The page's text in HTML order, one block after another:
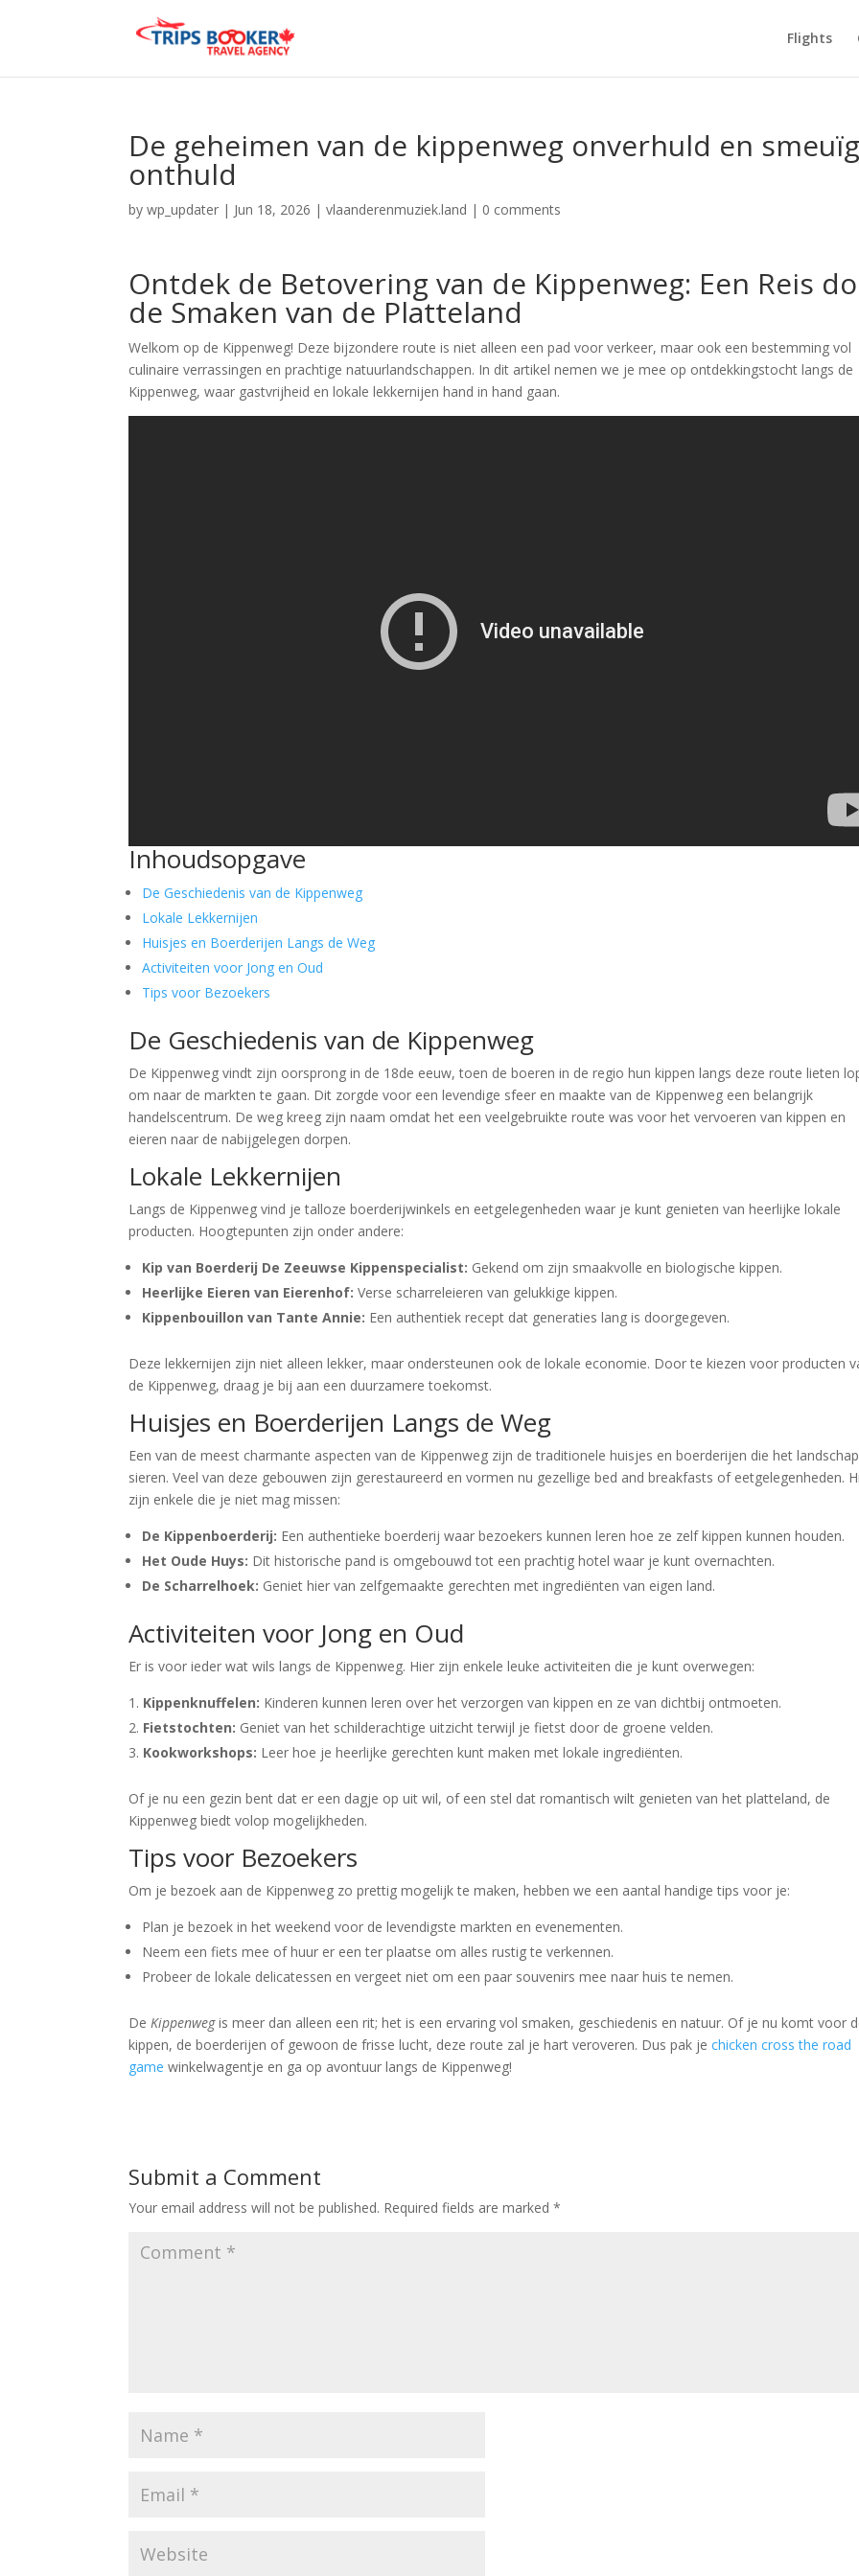
Flights
De geheimen van de kippenweg onverhuld en
onthuld
bywp_updater | Jun 18, 2026 |vlaanderenmuziek.land | 0 comments
Ontdek de Betovering van de Kippenweg: Een Reis
de Smaken van de Platteland
Welkom op de Kippenweg! Deze bijzondere route is niet alleen een pad voor verkeer, maar ook een bestemming vol
culinaire verrassingen en prachtige natuurlandschappen. In dit artikel nemen we je mee op ontdekkingstocht langs de
Kippenweg, waar gastvrijheid en lokale lekkernijen hand in hand gaan.
Inhoudsopgave
De Geschiedenis van de Kippenweg
Lokale Lekkernijen
Huisjes en Boerderijen Langs de Weg
Activiteiten voor Jong en Oud
Tips voor Bezoekers
De Geschiedenis van de Kippenweg
De Kippenweg vindt zijn oorsprong in de 18de eeuw, toen de boeren in de regio hun kippen langs deze route lieten
om naar de markten te gaan. Dit zorgde voor een levendige sfeer en maakte van de Kippenweg een belangrijk
handelscentrum. De weg kreeg zijn naam omdat het een veelgebruikte route was voor het vervoeren van kippen en
eieren naar de nabijgelegen dorpen.
Lokale Lekkernijen
Langs de Kippenweg vind je talloze boerderijwinkels en eetgelegenheden waar je kunt genieten van heerlijke lokale
producten. Hoogtepunten zijn onder andere:
Kip van Boerderij De Zeeuwse Kippenspecialist: Gekend om zijn smaakvolle en biologische kippen.
Heerlijke Eieren van Eierenhof: Verse scharreleieren van gelukkige kippen.
Kippenbouillon van Tante Annie: Een authentiek recept dat generaties lang is doorgegeven.
Deze lekkernijen zijn niet alleen lekker, maar ondersteunen ook de lokale economie. Door te kiezen voor producten
de Kippenweg, draag je bij aan een duurzamere toekomst.
Huisjes en Boerderijen Langs de Weg
Een van de meest charmante aspecten van de Kippenweg zijn de traditionele huisjes en boerderijen die het landschap
sieren. Veel van deze gebouwen zijn gerestaureerd en vormen nu gezellige bed and breakfasts of eetgelegenheden.
zijn enkele die je niet mag missen:
De Kippenboerderij: Een authentieke boerderij waar bezoekers kunnen leren hoe ze zelf kippen kunnen houden.
Het Oude Huys: Dit historische pand is omgebouwd tot een prachtig hotel waar je kunt overnachten.
De Scharrelhoek: Geniet hier van zelfgemaakte gerechten met ingrediënten van eigen land.
Activiteiten voor Jong en Oud
Er is voor ieder wat wils langs de Kippenweg. Hier zijn enkele leuke activiteiten die je kunt overwegen:
Kippenknuffelen: Kinderen kunnen leren over het verzorgen van kippen en ze van dichtbij ontmoeten.
Fietstochten: Geniet van het schilderachtige uitzicht terwijl je fietst door de groene velden.
Kookworkshops: Leer hoe je heerlijke gerechten kunt maken met lokale ingrediënten.
Of je nu een gezin bent dat er een dagje op uit wil, of een stel dat romantisch wilt genieten van het platteland, de
Kippenweg biedt volop mogelijkheden.
Tips voor Bezoekers
Om je bezoek aan de Kippenweg zo prettig mogelijk te maken, hebben we een aantal handige tips voor je:
Plan je bezoek in het weekend voor de levendigste markten en evenementen.
Neem een fiets mee of huur er een ter plaatse om alles rustig te verkennen.
Probeer de lokale delicatessen en vergeet niet om een paar souvenirs mee naar huis te nemen.
De Kippenwegis meer dan alleen een rit; het is een ervaring vol smaken, geschiedenis en natuur. Of je nu komt voor
kippen, de boerderijen of gewoon de frisse lucht, deze route zal je hart veroveren. Dus pak jechicken cross the road
game winkelwagentje en ga op avontuur langs de Kippenweg!
Submit a Comment
Your email address will not be published. Required fields are marked*